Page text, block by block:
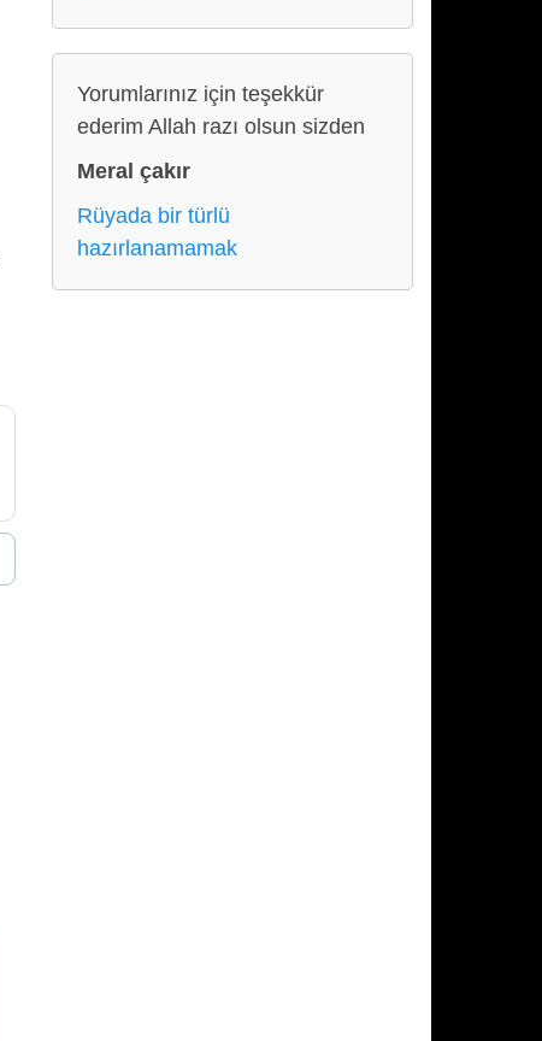
Yorumlarınız için teşekkür
ederim Allah razı olsun sizden
Meral çakır
Rüyada bir türlü
hazırlanamamak